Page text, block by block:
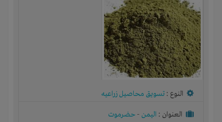
النوع : تسويق محاصيل زراعيه
العنوان : اليمن - حضرموت